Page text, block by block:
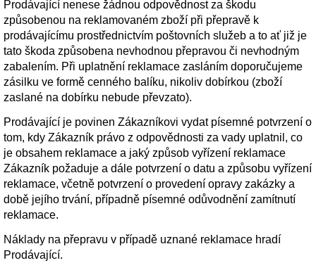
Prodávající nenese žádnou odpovědnost za škodu
způsobenou na reklamovaném zboží při přepravě k
prodávajícímu prostřednictvím poštovních služeb a to ať již je
tato škoda způsobena nevhodnou přepravou či nevhodným
zabalením. Při uplatnění reklamace zasláním doporučujeme
zásilku ve formě cenného balíku, nikoliv dobírkou (zboží
zaslané na dobírku nebude převzato).
Prodávající je povinen Zákazníkovi vydat písemné potvrzení o
tom, kdy Zákazník právo z odpovědnosti za vady uplatnil, co
je obsahem reklamace a jaký způsob vyřízení reklamace
Zákazník požaduje a dále potvrzení o datu a způsobu vyřízení
reklamace, včetně potvrzení o provedení opravy zakázky a
době jejího trvání, případně písemné odůvodnění zamítnutí
reklamace.
Náklady na přepravu v případě uznané reklamace hradí
Prodávající.